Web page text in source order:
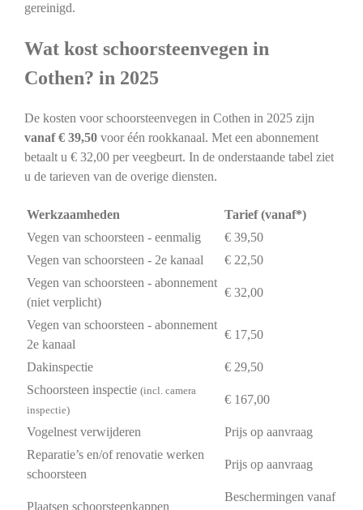
gereinigd.
Wat kost schoorsteenvegen in
Cothen? in 2025
De kosten voor schoorsteenvegen in Cothen in 2025 zijn
vanaf € 39,50voor één rookkanaal. Met een abonnement
betaalt u € 32,00 per veegbeurt. In de onderstaande tabel ziet
u de tarieven van de overige diensten.
Werkzaamheden
Tarief (vanaf*)
Vegen van schoorsteen - eenmalig
€ 39,50
Vegen van schoorsteen - 2e kanaal
€ 22,50
Vegen van schoorsteen - abonnement
(niet verplicht)
€ 32,00
Vegen van schoorsteen - abonnement
2e kanaal
€ 17,50
Dakinspectie
€ 29,50
Schoorsteen inspectie (incl. camera
inspectie)
€ 167,00
Vogelnest verwijderen
Prijs op aanvraag
Reparatie’s en/of renovatie werken
schoorsteen
Prijs op aanvraag
Plaatsen schoorsteenkappen
Beschermingen vanaf